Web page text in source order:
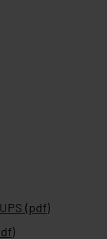
(pdf)